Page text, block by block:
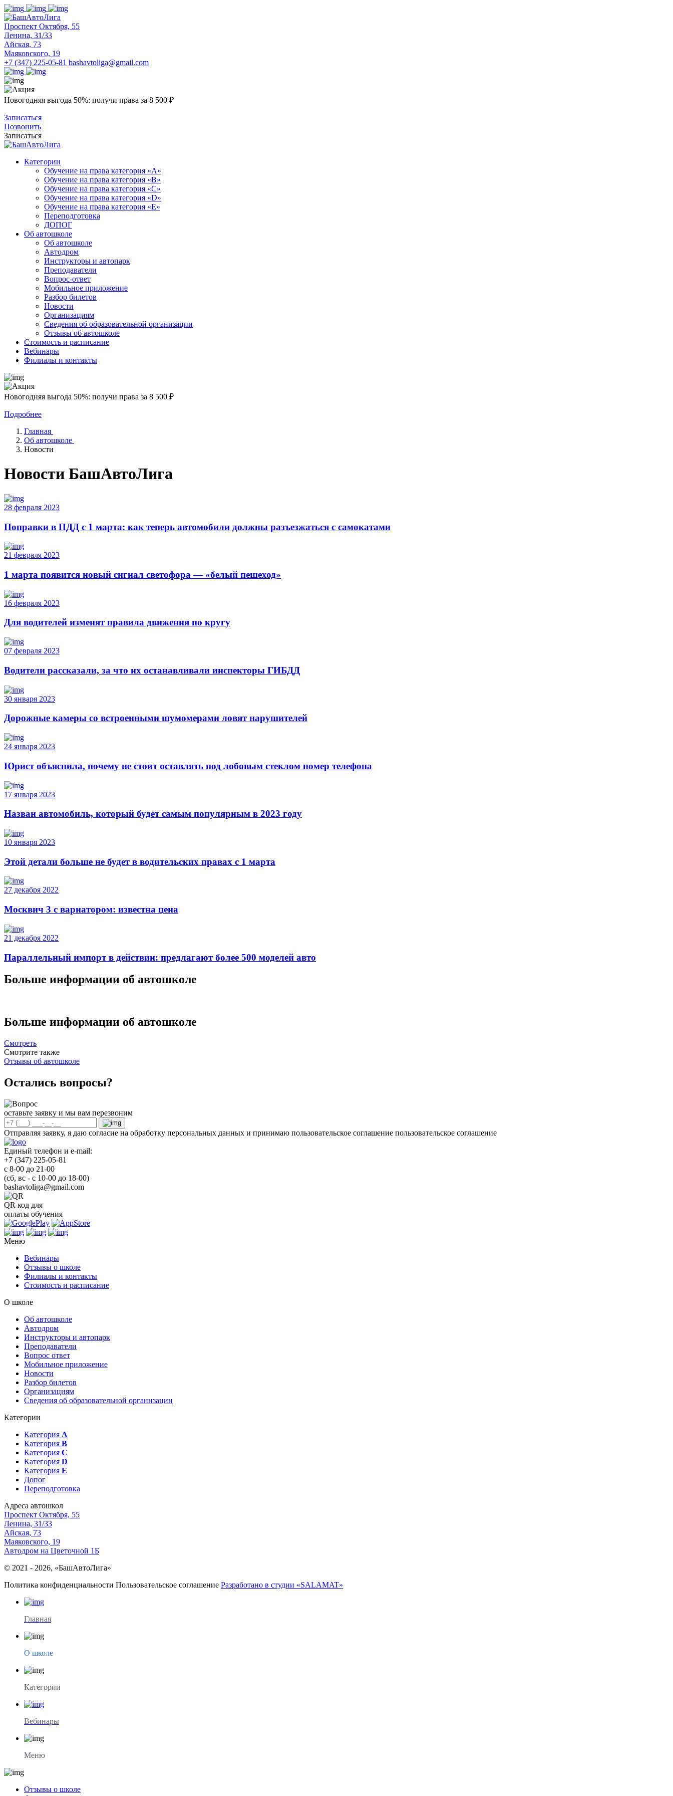
Проспект Октября, 55
Ленина, 31/33
Айская, 73
Маяковского, 19
+7 (347) 225-05-81 bashavtoliga@gmail.com
Новогодняя выгода 50%: получи права за 8 500 ₽
Записаться
Позвонить
Записаться
Категории
Обучение на права категория «A»
Обучение на права категория «B»
Обучение на права категория «C»
Обучение на права категория «D»
Обучение на права категория «E»
Переподготовка
ДОПОГ
Об автошколе
Об автошколе
Автодром
Инструкторы и автопарк
Преподаватели
Вопрос-ответ
Мобильное приложение
Разбор билетов
Новости
Организациям
Сведения об образовательной организации
Отзывы об автошколе
Стоимость и расписание
Вебинары
Филиалы и контакты
Новогодняя выгода 50%: получи права за 8 500 ₽
Подробнее
Главная
Об автошколе
Новости
Новости БашАвтоЛига
28 февраля 2023
Поправки в ПДД с 1 марта: как теперь автомобили должны разъезжаться с самокатами
21 февраля 2023
1 марта появится новый сигнал светофора — «белый пешеход»
16 февраля 2023
Для водителей изменят правила движения по кругу
07 февраля 2023
Водители рассказали, за что их останавливали инспекторы ГИБДД
30 января 2023
Дорожные камеры со встроенными шумомерами ловят нарушителей
24 января 2023
Юрист объяснила, почему не стоит оставлять под лобовым стеклом номер телефона
17 января 2023
Назван автомобиль, который будет самым популярным в 2023 году
10 января 2023
Этой детали больше не будет в водительских правах с 1 марта
27 декабря 2022
Москвич 3 с вариатором: известна цена
21 декабря 2022
Параллельный импорт в действии: предлагают более 500 моделей авто
Больше информации об автошколе
Больше информации об автошколе
Смотреть
Смотрите также
Отзывы об автошколе
Остались вопросы?
оставьте заявку и мы вам перезвоним
Отправляя заявку, я даю согласие на обработку персональных данных и принимаю пользовательское соглашение пользовательское соглашение
Единый телефон и e-mail:
+7 (347) 225-05-81
с 8-00 до 21-00
(сб, вс - с 10-00 до 18-00)
bashavtoliga@gmail.com
QR код для
оплаты обучения
Меню
Вебинары
Отзывы о школе
Филиалы и контакты
Стоимость и расписание
О школе
Об автошколе
Автодром
Инструкторы и автопарк
Преподаватели
Вопрос ответ
Мобильное приложение
Новости
Разбор билетов
Организациям
Сведения об образовательной организации
Категории
Категория А
Категория B
Категория C
Категория D
Категория E
Допог
Переподготовка
Адреса автошкол
Проспект Октября, 55
Ленина, 31/33
Айская, 73
Маяковского, 19
Автодром на Цветочной 1Б
© 2021 - 2026, «БашАвтоЛига»
Политика конфиденциальности Пользовательское соглашение Разработано в студии «SALAMAT»
Главная
О школе
Категории
Вебинары
Меню
Отзывы о школе